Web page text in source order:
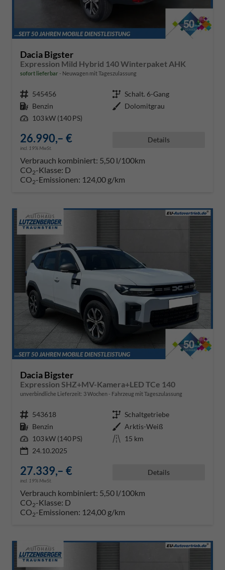
Dacia Bigster
Expression Mild Hybrid 140 Winterpaket AHK
sofort lieferbar Neuwagen mit Tageszulassung
Fahrzeugnr. 545456 Getriebe Schalt. 6-Gang
Kraftstoff Benzin Außenfarbe Dolomitgrau
Leistung 103 kW (140 PS)
26.990,– €
incl. 19% MwSt.
Details
Verbrauch kombiniert: 5,50 l/100km
CO2-Klasse: D
CO2-Emissionen: 124,00 g/km
Dacia Bigster
Expression SHZ+MV-Kamera+LED TCe 140
unverbindliche Lieferzeit: 3 Wochen Fahrzeug mit Tageszulassung
Fahrzeugnr. 543618 Getriebe Schaltgetriebe
Kraftstoff Benzin Außenfarbe Arktis-Weiß
Leistung 103 kW (140 PS) Kilometerstand 15 km
24.10.2025
27.339,– €
incl. 19% MwSt.
Details
Verbrauch kombiniert: 5,50 l/100km
CO2-Klasse: D
CO2-Emissionen: 124,00 g/km